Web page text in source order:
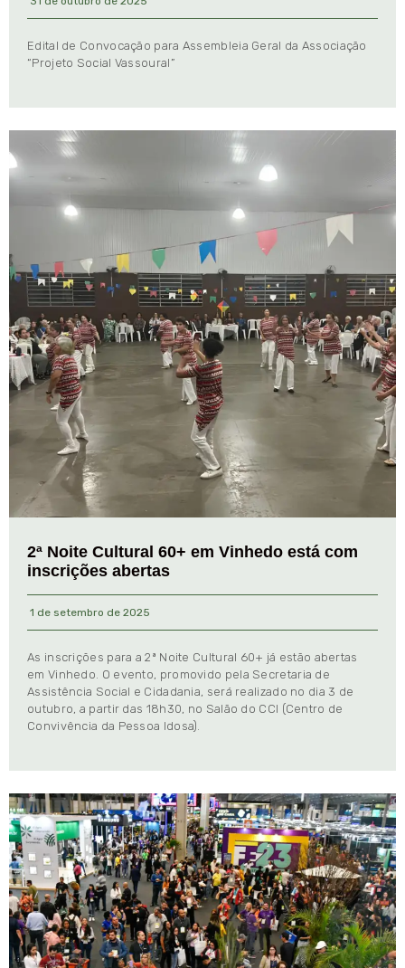
Edital de Convocação para Assembleia Geral da Associação
“Projeto Social Vassoural”
2ª Noite Cultural 60+ em Vinhedo está com
inscrições abertas
1 de setembro de 2025
As inscrições para a 2ª Noite Cultural 60+ já estão abertas
em Vinhedo. O evento, promovido pela Secretaria de
Assistência Social e Cidadania, será realizado no dia 3 de
outubro, a partir das 18h30, no Salão do CCI (Centro de
Convivência da Pessoa Idosa).